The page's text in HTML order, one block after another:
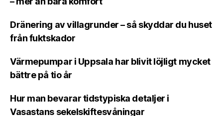
Dränering av villagrunder – så skyddar du huset
från fuktskador
Värmepumpar i Uppsala har blivit löjligt mycket
bättre på tio år
Hur man bevarar tidstypiska detaljer i
Vasastans sekelskiftesvåningar